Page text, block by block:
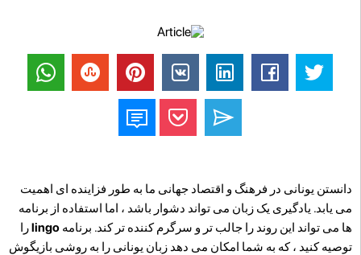
دانستن یونانی در فرهنگ و اقتصاد جهانی ما به طور فزاینده ای اهمیت
می یابد. یادگیری یک زبان می تواند دشوار باشد ، اما استفاده از برنامه
ها می تواند این روند را جالب تر و سرگرم کننده تر کند. برنامه lingoرا
توصیه کنید ، که به شما امکان می دهد زبان یونانی را به روشی بازیگوش